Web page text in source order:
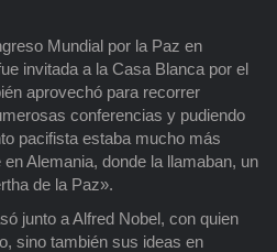
Mundial por la Paz en
invitada a la Casa Blanca por el
aprovechó para recorrer
conferencias y pudiendo
pacifista estaba mucho más
Alemania, donde la llamaban, un
de la Paz».
junto a Alfred Nobel, con quien
sino también sus ideas en